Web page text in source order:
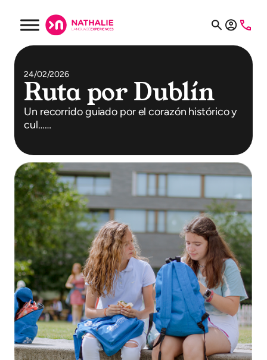
24/02/2026
Ruta por Dublín
Un recorrido guiado por el corazón histórico y
cul……